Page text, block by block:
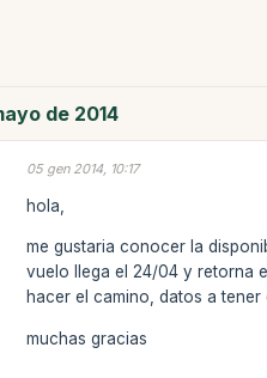
de 2014
05 gen 2014, 10:17
hola,
me gustaria conocer la
vuelo llega el 24/04 y retorna
hacer el camino, datos a
muchas gracias